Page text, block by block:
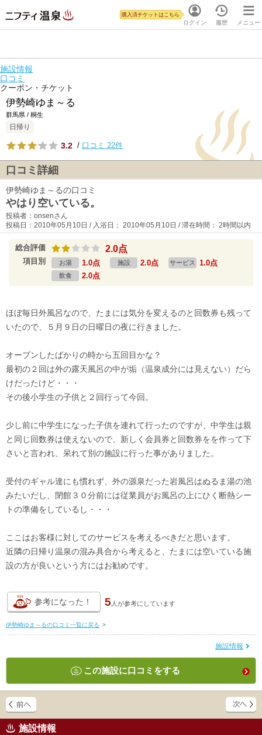
ログイン
購入済チケットはこちら
履歴 メニュー
施設情報
口コミ
クーポン・チケット
伊勢崎ゆま～る
群馬県 / 桐生
日帰り
3.2 / 口コミ 22件
口コミ詳細
伊勢崎ゆま～るの口コミ
やはり空いている。
投稿者：onsenさん
投稿日：2010年05月10日 / 入浴日： 2010年05月10日 / 滞在時間： 2時間以内
総合評価 2.0点
項目別 お湯 1.0点 施設 2.0点 サービス 1.0点
飲食 2.0点
ほぼ毎日外風呂なので、たまには気分を変えるのと回数券も残って
いたので、５月９日の日曜日の夜に行きました。
オープンしたばかりの時から五回目かな？
最初の２回は外の露天風呂の中が垢（温泉成分には見えない）だら
けだったけど・・・
その後小学生の子供と２回行って今回。
少し前に中学生になった子供を連れて行ったのですが、中学生は親
と同じ回数券は使えないので、新しく会員券と回数券をを作って下
さいと言われ、呆れて別の施設に行った事がありました。
受付のギャル達にも慣れず、外の源泉だった岩風呂はぬるま湯の池
みたいだし、閉館３０分前には従業員がお風呂の上にひく断熱シー
トの準備をしているし・・・
ここはお客様に対してのサービスを考えるべきだと思います。
近隣の日帰り温泉の混み具合から考えると、たまには空いている施
設の方が良いという方にはお勧めです。
参考になった！ 5 人が参考にしています
伊勢崎ゆま～るの口コミ一覧に戻る >
施設情報
この施設に口コミをする
施設情報